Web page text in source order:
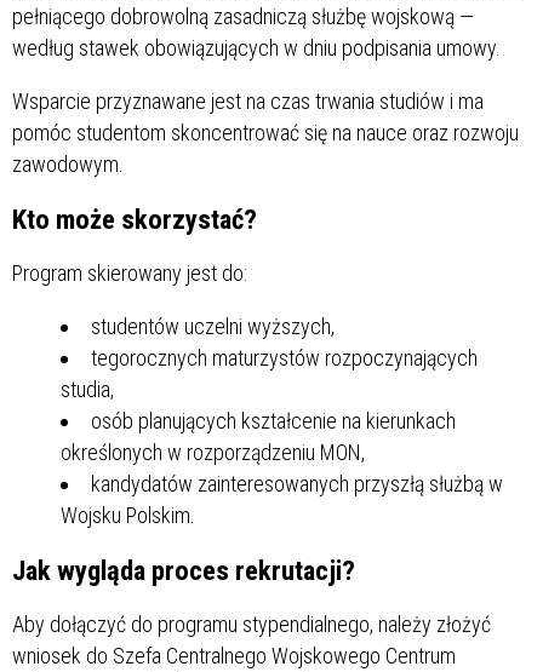
pełniącego dobrowolną zasadniczą służbę wojskową —
według stawek obowiązujących w dniu podpisania umowy.
Wsparcie przyznawane jest na czas trwania studiów i ma
pomóc studentom skoncentrować się na nauce oraz rozwoju
zawodowym.
Kto może skorzystać?
Program skierowany jest do:
studentów uczelni wyższych,
tegorocznych maturzystów rozpoczynających
studia,
osób planujących kształcenie na kierunkach
określonych w rozporządzeniu MON,
kandydatów zainteresowanych przyszłą służbą w
Wojsku Polskim.
Jak wygląda proces rekrutacji?
Aby dołączyć do programu stypendialnego, należy złożyć
wniosek do Szefa Centralnego Wojskowego Centrum